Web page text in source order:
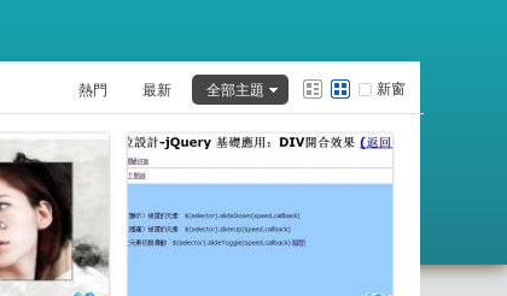
新窗
全部主題
最新
熱門